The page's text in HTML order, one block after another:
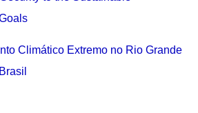
Climático Extremo no Rio Grande